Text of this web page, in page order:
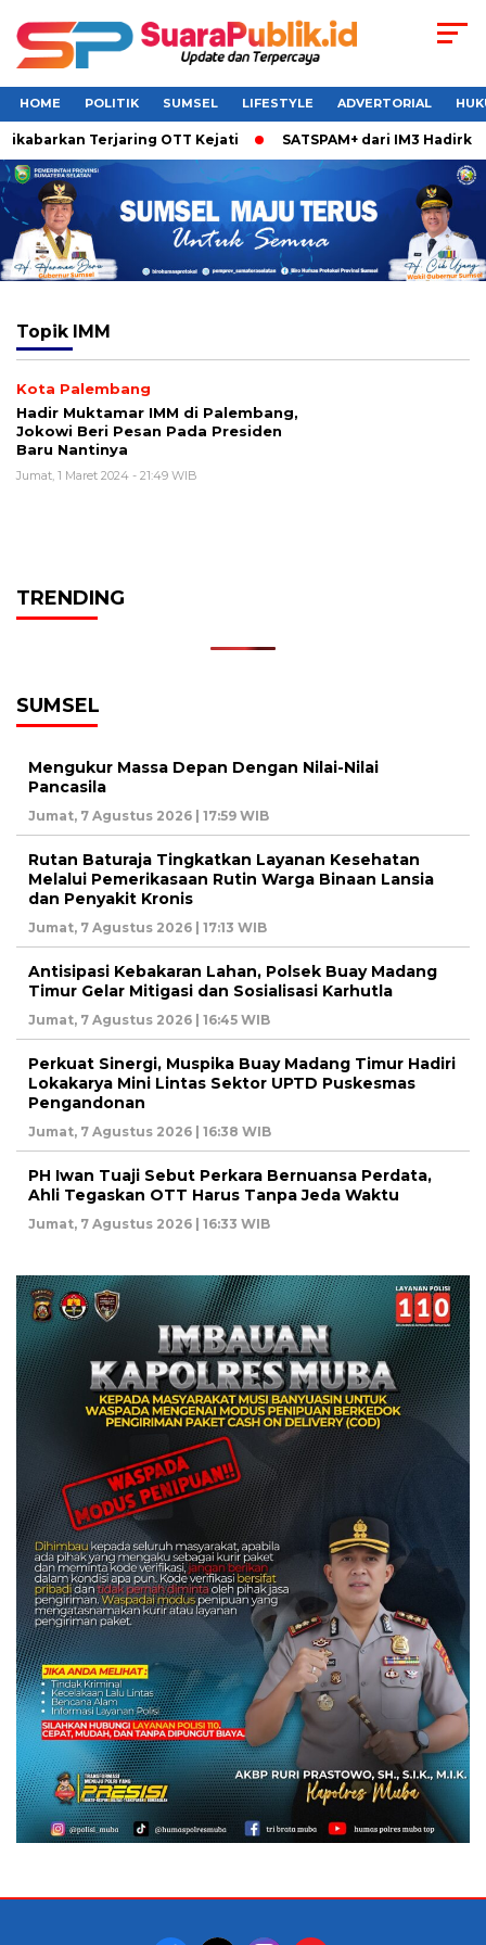
HOME POLITIK SUMSEL LIFESTYLE ADVERTORIAL
Terjaring OTT Kejati SATSPAM+ dari IM3
Topik IMM
Kota Palembang
Hadir Muktamar IMM di Palembang,
Jokowi Beri Pesan Pada Presiden
Baru Nantinya
Jumat, 1 Maret 2024 - 21:49 WIB
TRENDING
SUMSEL
Mengukur Massa Depan Dengan Nilai-Nilai
Pancasila
Jumat, 7 Agustus 2026 | 17:59 WIB
Rutan Baturaja Tingkatkan Layanan Kesehatan
Melalui Pemerikasaan Rutin Warga Binaan Lansia
dan Penyakit Kronis
Jumat, 7 Agustus 2026 | 17:13 WIB
Antisipasi Kebakaran Lahan, Polsek Buay Madang
Timur Gelar Mitigasi dan Sosialisasi Karhutla
Jumat, 7 Agustus 2026 | 16:45 WIB
Perkuat Sinergi, Muspika Buay Madang Timur Hadiri
Lokakarya Mini Lintas Sektor UPTD Puskesmas
Pengandonan
Jumat, 7 Agustus 2026 | 16:38 WIB
PH Iwan Tuaji Sebut Perkara Bernuansa Perdata,
Ahli Tegaskan OTT Harus Tanpa Jeda Waktu
Jumat, 7 Agustus 2026 | 16:33 WIB